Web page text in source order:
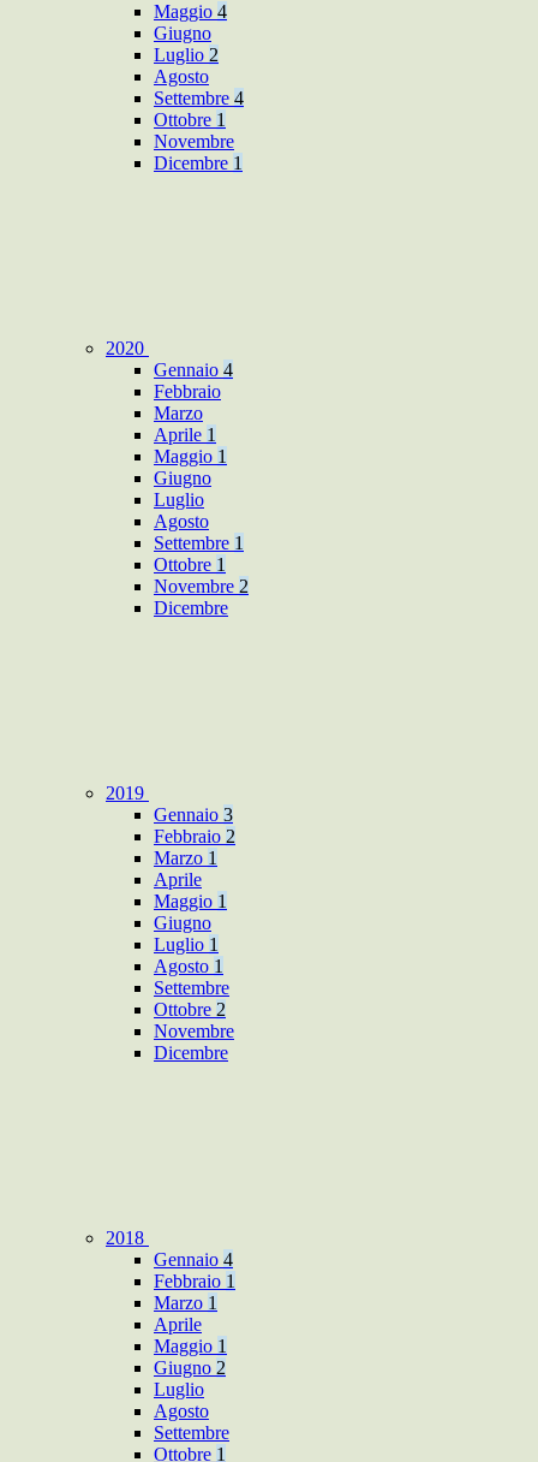
Maggio 4
Giugno
Luglio 2
Agosto
Settembre 4
Ottobre 1
Novembre
Dicembre 1
2020
Gennaio 4
Febbraio
Marzo
Aprile 1
Maggio 1
Giugno
Luglio
Agosto
Settembre 1
Ottobre 1
Novembre 2
Dicembre
2019
Gennaio 3
Febbraio 2
Marzo 1
Aprile
Maggio 1
Giugno
Luglio 1
Agosto 1
Settembre
Ottobre 2
Novembre
Dicembre
2018
Gennaio 4
Febbraio 1
Marzo 1
Aprile
Maggio 1
Giugno 2
Luglio
Agosto
Settembre
Ottobre 1